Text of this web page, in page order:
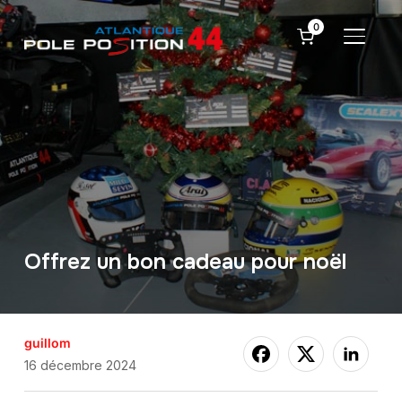
0
Offrez un bon cadeau pour noël
guillom
16 décembre 2024